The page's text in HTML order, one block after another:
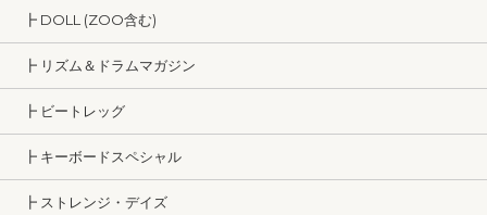
┣ DOLL (ZOO含む)
┣ リズム＆ドラムマガジン
┣ ビートレッグ
┣ キーボードスペシャル
┣ ストレンジ・デイズ